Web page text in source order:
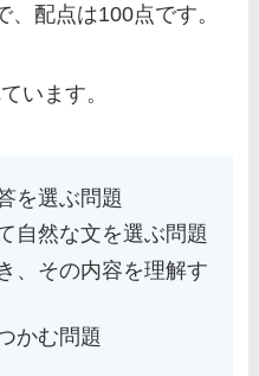
、配点は100点です。
います。
を選ぶ問題
自然な文を選ぶ問題
、その内容を理解す
かむ問題